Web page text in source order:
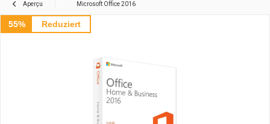
Aperçu Microsoft Office 2016
55% Reduziert